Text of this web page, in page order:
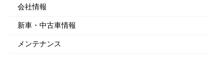
会社情報
新車・中古車情報
メンテナンス